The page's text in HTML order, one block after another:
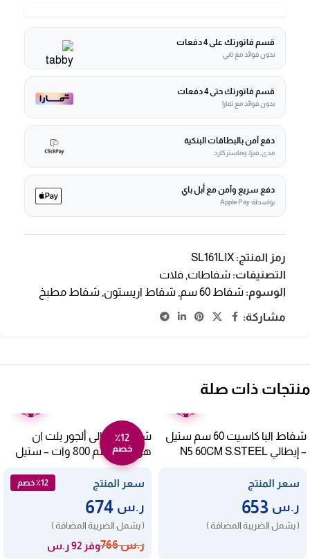
قسم فاتورتك على 4 دفعات
بدون فوائد مع تابي
قسم فاتورتك حتى 4 دفعات
بدون فوائد مع تمارا
دفع آمن بالبطاقات البنكية
مدى، فيزا، وماستركارد
دفع سريع وآمن مع أبل باي
بواسطة Apple Pay
رمز المنتج: SL161LIX
التصنيفات: شفاطات, فلات
الوسوم: شفاط 60 سم , شفاط اريستون, شفاط مطبخ
مشاركة:
منتجات ذات صلة
شفاط البا كاسيت 60 سم ستيل
– إيطالي N5 60CM S.STEEL
سعر المنتج
ر.س
( يشمل الضريبة المضافة )
٪12
خصم
شفاط ايطالى ألجور بلت ان
هرمي 60 سم 800 وات – ستيل
ALCH60-800X
سعر المنتج
٪12 خصم
ر.س
( يشمل الضريبة المضافة )
ر.س766 وفر 92 ر.س